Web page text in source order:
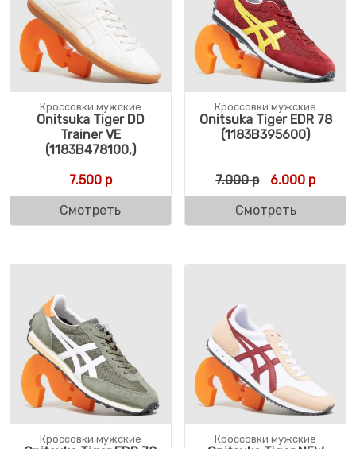
Кроссовки мужские
Onitsuka Tiger DD
Trainer VE
(1183B478100,)
7.500р
Смотреть
Кроссовки мужские
Onitsuka Tiger EDR 78
(1183B395600)
7.000р 6.000 р
Смотреть
Кроссовки мужские Кроссовки мужские